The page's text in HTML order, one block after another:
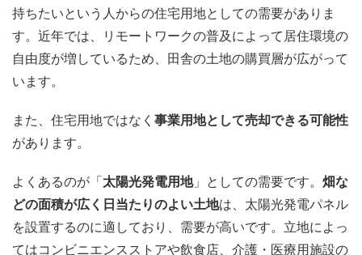
持ちたいという人からの住宅用地としての需要がありま
す。近年では、リモートワークの普及によって居住環境の
自由度が増しているため、田舎の土地の購買層が広がって
います。
また、住宅用地ではなく 事業用地として売却できる可能性
があります。
よくあるのが「 太陽光発電用地」としての需要です。 畑な
どの面積が広く日当たりのよい土地は、太陽光発電パネル
を設置するのに適しており、需要が高いです。立地によっ
てはコンビニエンスストアや飲食店、介護・医療用施設の